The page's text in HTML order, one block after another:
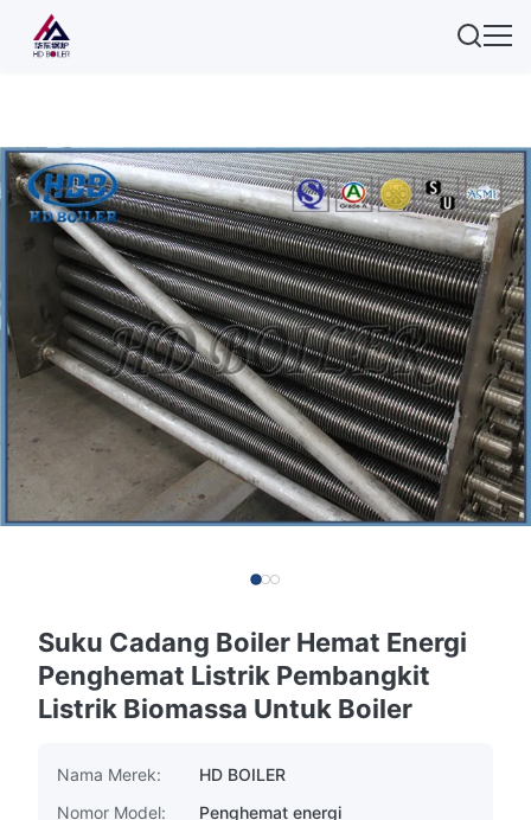
Suku Cadang Boiler Hemat Energi
Penghemat Listrik Pembangkit
Listrik Biomassa Untuk Boiler
Nama Merek:
HD BOILER
Nomor Model:
Penghemat energi